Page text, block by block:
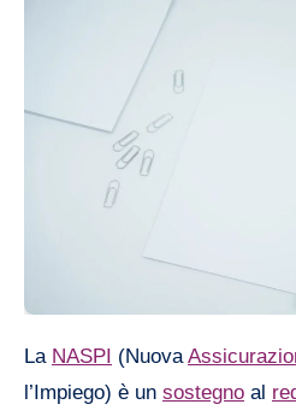
La NASPI (Nuova
l’Impiego) è un sostegno al